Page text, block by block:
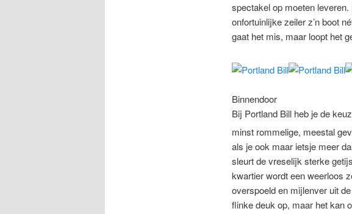
spectakel op moeten
onfortuinlijke zeiler z’n boot
gaat het mis, maar loopt het
Binnendoor
Bij Portland Bill heb je de
minst rommelige, meestal
als je ook maar ietsje meer
sleurt de vreselijk sterke
kwartier wordt een weerloos
overspoeld en mijlenver uit
flinke deuk op, maar het kan